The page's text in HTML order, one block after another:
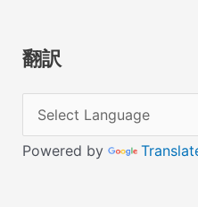
翻訳
Powered by